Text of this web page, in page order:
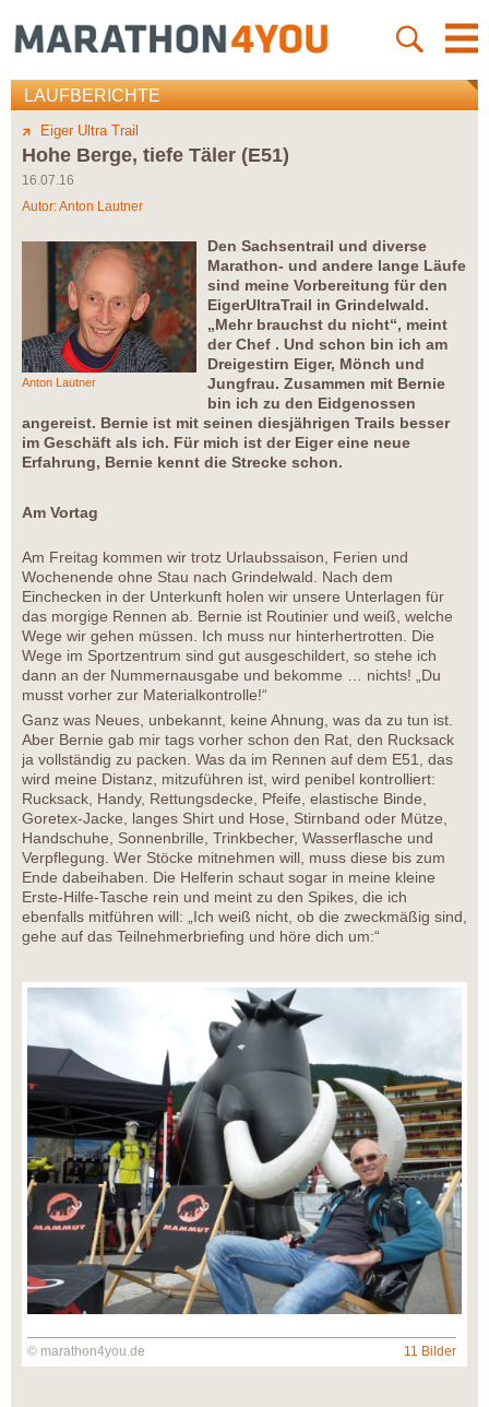
LAUFBERICHTE
Eiger Ultra Trail
Hohe Berge, tiefe Täler (E51)
16.07.16
Autor:Anton Lautner
Anton Lautner
Den Sachsentrail und diverse
Marathon- und andere lange Läufe
sind meine Vorbereitung für den
EigerUltraTrail in Grindelwald.
„Mehr brauchst du nicht“, meint
der Chef . Und schon bin ich am
Dreigestirn Eiger, Mönch und
Jungfrau. Zusammen mit Bernie
bin ich zu den Eidgenossen
angereist. Bernie ist mit seinen diesjährigen Trails besser
im Geschäft als ich. Für mich ist der Eiger eine neue
Erfahrung, Bernie kennt die Strecke schon.
Am Vortag
Am Freitag kommen wir trotz Urlaubssaison, Ferien und
Wochenende ohne Stau nach Grindelwald. Nach dem
Einchecken in der Unterkunft holen wir unsere Unterlagen für
das morgige Rennen ab. Bernie ist Routinier und weiß, welche
Wege wir gehen müssen. Ich muss nur hinterhertrotten. Die
Wege im Sportzentrum sind gut ausgeschildert, so stehe ich
dann an der Nummernausgabe und bekomme … nichts! „Du
musst vorher zur Materialkontrolle!“
Ganz was Neues, unbekannt, keine Ahnung, was da zu tun ist.
Aber Bernie gab mir tags vorher schon den Rat, den Rucksack
ja vollständig zu packen. Was da im Rennen auf dem E51, das
wird meine Distanz, mitzuführen ist, wird penibel kontrolliert:
Rucksack, Handy, Rettungsdecke, Pfeife, elastische Binde,
Goretex-Jacke, langes Shirt und Hose, Stirnband oder Mütze,
Handschuhe, Sonnenbrille, Trinkbecher, Wasserflasche und
Verpflegung. Wer Stöcke mitnehmen will, muss diese bis zum
Ende dabeihaben. Die Helferin schaut sogar in meine kleine
Erste-Hilfe-Tasche rein und meint zu den Spikes, die ich
ebenfalls mitführen will: „Ich weiß nicht, ob die zweckmäßig sind,
gehe auf das Teilnehmerbriefing und höre dich um:“
© marathon4you.de 11 Bilder